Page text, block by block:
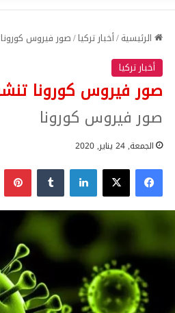
الرئيسية/أخبار تركيا/صور فيروس
أخبار تركيا
صور فيروس كورونا
صور فيروس كورونا
الجمعة, 24 يناير, 2020
فيسبوك‫X لينكدإن